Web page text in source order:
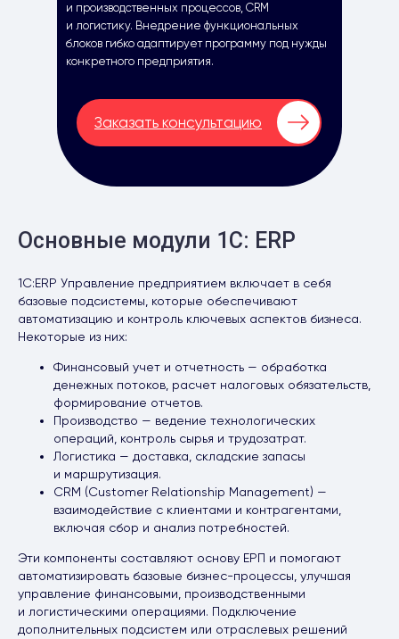
и производственных процессов, CRM
и логистику. Внедрение функциональных
блоков гибко адаптирует программу под нужды
конкретного предприятия.
Заказать консультацию
Основные модули 1С: ERP
1С:ERP Управление предприятием включает в себя
базовые подсистемы, которые обеспечивают
автоматизацию и контроль ключевых аспектов бизнеса.
Некоторые из них:
Финансовый учет и отчетность — обработка
денежных потоков, расчет налоговых обязательств,
формирование отчетов.
Производство — ведение технологических
операций, контроль сырья и трудозатрат.
Логистика — доставка, складские запасы
и маршрутизация.
CRM (Customer Relationship Management) —
взаимодействие с клиентами и контрагентами,
включая сбор и анализ потребностей.
Эти компоненты составляют основу ЕРП и помогают
автоматизировать базовые бизнес-процессы, улучшая
управление финансовыми, производственными
и логистическими операциями. Подключение
дополнительных подсистем или отраслевых решений